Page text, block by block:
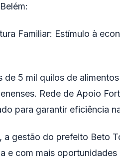
Familiar: Estímulo à
de 5 mil quilos de
Rede de Apoio
para garantir eficiência
a gestão do prefeito Beto
e com mais oportunidades